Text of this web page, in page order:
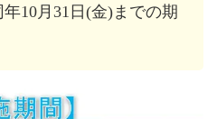
10月31日(金)までの期